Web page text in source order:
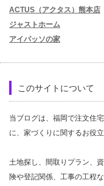
ACTUS（アクタス）熊本店
ジャストホーム
アイパッソの家
このサイトについて
当ブログは、福岡で注文住
に、家づくりに関するお役
土地探し、間取りプラン、
険や登記関係、工事の工程